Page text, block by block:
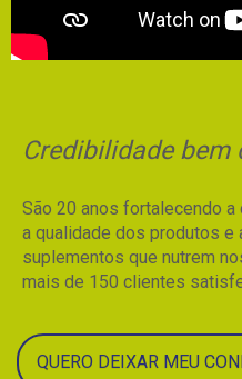
Credibilidade bem
São 20 anos fortalecendo
a qualidade dos produtos
suplementos que nutrem
mais de 150 clientes
QUERO DEIXAR MEU